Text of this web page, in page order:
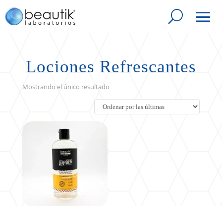
Lociones Refrescantes
Mostrando el único resultado